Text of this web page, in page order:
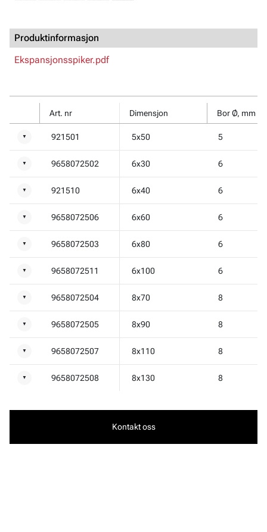
Produktinformasjon
Ekspansjonsspiker.pdf
Art. nr Dimensjon Bor Ø, mm
▼ 921501 5x50 5
▼ 9658072502 6x30 6
▼ 921510 6x40 6
▼ 9658072506 6x60 6
▼ 9658072503 6x80 6
▼ 9658072511 6x100 6
▼ 9658072504 8x70 8
▼ 9658072505 8x90 8
▼ 9658072507 8x110 8
▼ 9658072508 8x130 8
Kontakt oss